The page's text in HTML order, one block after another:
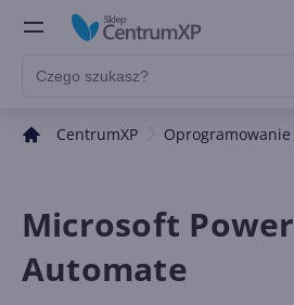
CentrumXP Oprogramowanie
Microsoft Power
Automate